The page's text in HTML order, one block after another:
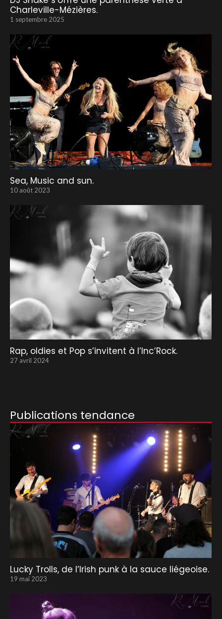
Charleville-Mézières.
1 septembre 2025
Sea, Music and sun.
10 août 2023
Rap, oldies et Pop s’invitent à l’Inc’Rock.
27 avril 2024
Publications tendance
Lucky Trolls, de l’Irish punk à la sauce liégeoise.
19 mai 2023